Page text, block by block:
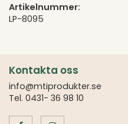
Artikelnummer:
LP-8095
Kontakta oss
info@mtiprodukter.se
Tel. 0431- 36 98 10